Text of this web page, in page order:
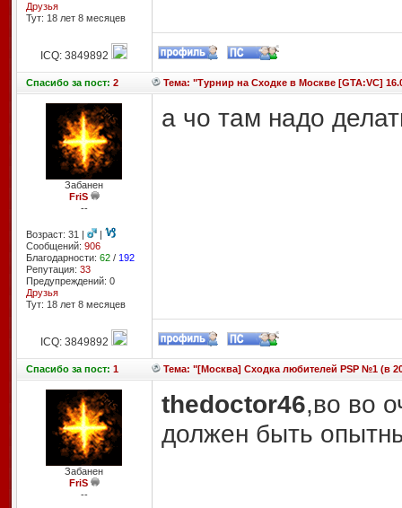
Друзья
Тут: 18 лет 8 месяцев
ICQ: 3849892
Спасибоза пост: 2 Тема: "Турнир на Сходке в Москве [GTA:VC]
Забанен
FriS
--
Возраст: 31 |
|
Сообщений: 906
Благодарности: 62/ 192
Репутация: 33
Предупреждений: 0
Друзья
Тут: 18 лет 8 месяцев
а чо там надо
ICQ: 3849892
Спасибоза пост: 1 Тема: "[Москва] Сходка любителей PSP №1 (в
Забанен
FriS
--
thedoctor46,во во
должен быть